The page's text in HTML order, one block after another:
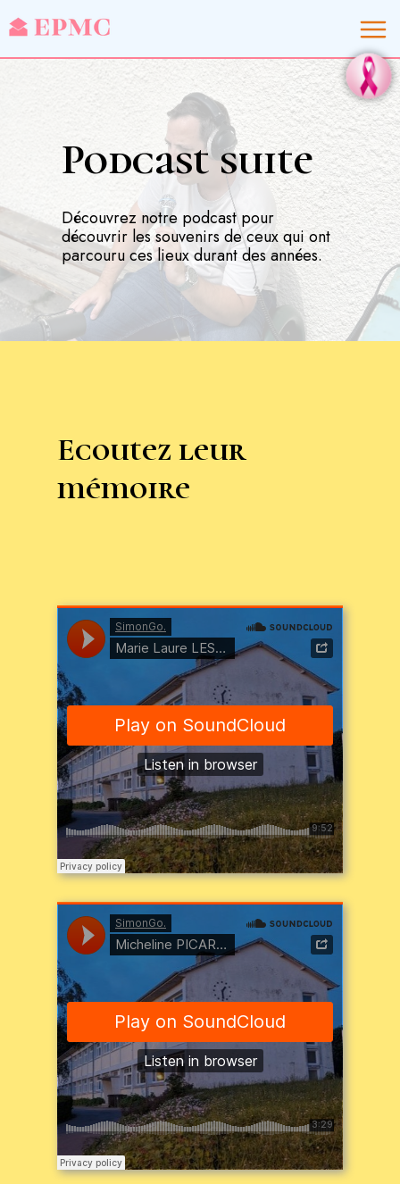
Découvrez notre podcast pour
découvrir les souvenirs de ceux qui ont
parcouru ces lieux durant des années.
Podcast suite
Ecoutez leur
mémoire